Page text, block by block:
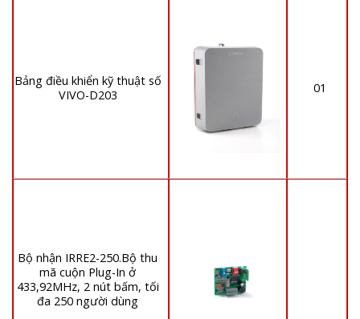
Bảng điều khiển kỹ thuật số
VIVO-D203
01
Bộ nhận IRRE2-250.Bộ thu
mã cuộn Plug-In ở
433,92MHz, 2 nút bấm, tối
đa 250 người dùng